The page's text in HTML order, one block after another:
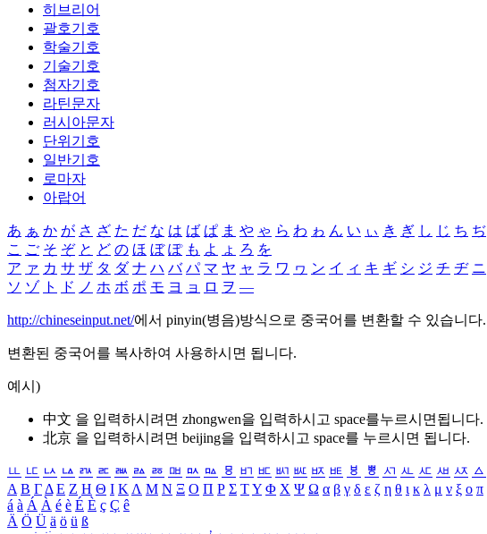
히브리어
괄호기호
학술기호
기술기호
첨자기호
라틴문자
러시아문자
단위기호
일반기호
로마자
아랍어
あ ぁ か が さ ざ た だ な は ば ぱ ま や ゃ ら わ ゎ ん い ぃ き ぎ し じ ち ぢ
こ ご そ ぞ と ど の ほ ぼ ぽ も よ ょ ろ を
ア ァ カ サ ザ タ ダ ナ ハ バ パ マ ヤ ャ ラ ワ ヮ ン イ ィ キ ギ シ ジ チ ヂ ニ
ソ ゾ ト ド ノ ホ ボ ポ モ ヨ ョ ロ ヲ ―
http://chineseinput.net/에서 pinyin(병음)방식으로 중국어를 변환할 수 있습니다.
변환된 중국어를 복사하여 사용하시면 됩니다.
예시)
中文 을 입력하시려면 zhongwen을 입력하시고 space를누르시면됩니다.
北京 을 입력하시려면 beijing을 입력하시고 space를 누르시면 됩니다.
ㅥ ㅦ ㅧ ㅨ ㅩ ㅪ ㅫ ㅬ ㅭ ㅮ ㅯ ㅰ ㅱ ㅲ ㅳ ㅴ ㅵ ㅶ ㅷ ㅸ ㅹ ㅺ ㅻ ㅼ ㅽ ㅾ ㅿ
Α Β ΓΔ Ε Ζ Η Θ Ι ΚΛ Μ Ν Ξ Ο Π Ρ Σ ΤΥ Φ Χ Ψ Ω α β γ δ ε ζ η θ ι κ λ μ ν ξ ο π
á à Á À é è É È ç Ç ê
Ä Ö Ü ä ö ü ß